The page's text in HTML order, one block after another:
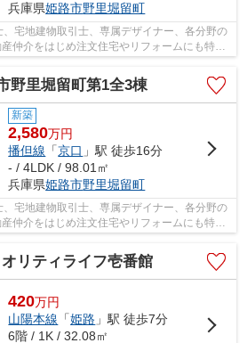
兵庫県姫路市野里堀留町
、宅地建物取引士、専属デザイナー、各分野の
仲介をはじめ注文住宅やリフォームにも特化
野里堀留町第1全3棟
新築
2,580万円
播但線 「京口 」駅 徒歩16分
- / 4LDK / 98.01㎡
兵庫県姫路市野里堀留町
、宅地建物取引士、専属デザイナー、各分野の
仲介をはじめ注文住宅やリフォームにも特化
リティライフ壱番館
420万円
山陽本線 「姫路 」駅 徒歩7分
6階 / 1K / 32.08㎡